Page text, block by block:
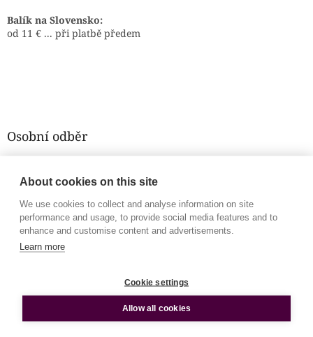
Balík na Slovensko:
od 11 € ... při platbě předem
Osobní odběr
Gorkého 51/1
Brno - střed
najít na mapě
Obchodní podmínky
About cookies on this site
We use cookies to collect and analyse information on site
performance and usage, to provide social media features and to
enhance and customise content and advertisements.
Learn more
Cookie settings
Allow all cookies